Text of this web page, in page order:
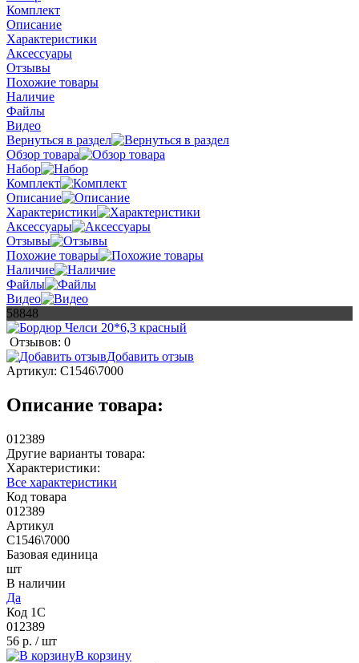
Комплект
Описание
Характеристики
Аксессуары
Отзывы
Похожие товары
Наличие
Файлы
Видео
Вернуться в раздел
Обзор товара
Набор
Комплект
Описание
Характеристики
Аксессуары
Отзывы
Похожие товары
Наличие
Файлы
Видео
58848
Отзывов: 0
Добавить отзыв
Артикул: С1546\7000
Описание товара:
012389
Другие варианты товара:
Характеристики:
Все характеристики
Код товара
012389
Артикул
С1546\7000
Базовая единица
шт
В наличии
Да
Код 1С
012389
56 р. / шт
В корзину